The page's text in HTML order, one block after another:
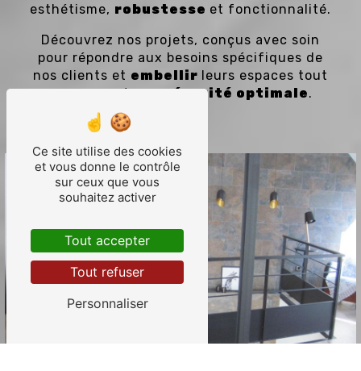
esthétisme, robustesse et fonctionnalité.
Découvrez nos projets, conçus avec soin
pour répondre aux besoins spécifiques de
nos clients et embellir leurs espaces tout
en assurant unesécurité optimale.
Ce site utilise des cookies
et vous donne le contrôle
sur ceux que vous
souhaitez activer
Tout accepter
Tout refuser
Personnaliser